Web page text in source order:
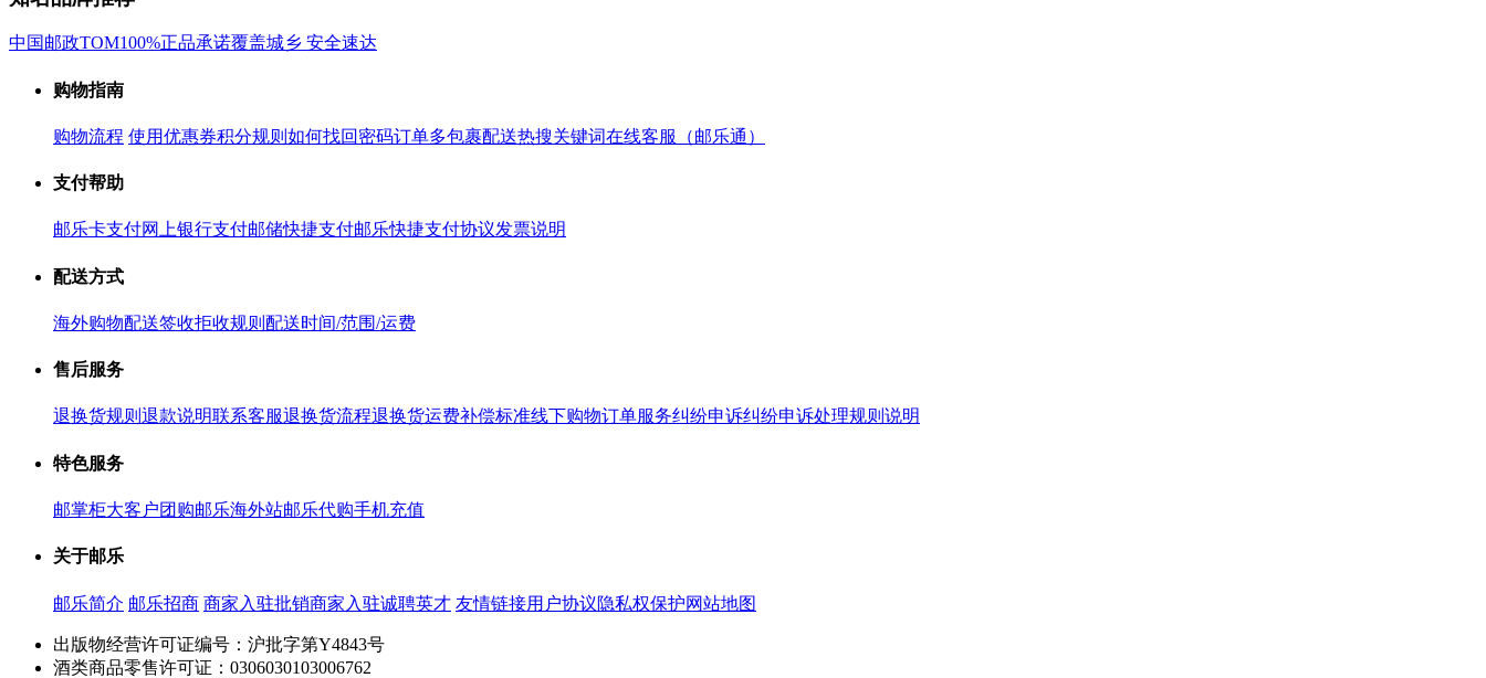
中国邮政TOM100%正品承诺覆盖城乡 安全速达
购物指南
购物流程 使用优惠券积分规则 如何找回密码订单多包裹配送热搜关键词在线客服（邮乐通）
支付帮助
邮乐卡支付网上银行支付邮储快捷支付邮乐快捷支付协议发票说明
配送方式
海外购物配送签收拒收规则 配送时间/范围/运费
售后服务
退换货规则 退款说明联系客服退换货流程退换货运费补偿标准线下购物订单服务纠纷申诉纠纷申诉处理规则说明
特色服务
邮掌柜大客户团购邮乐海外站邮乐代购手机充值
关于邮乐
邮乐简介 邮乐招商 商家入驻批销商家入驻诚聘英才 友情链接用户协议隐私权保护网站地图
出版物经营许可证编号：沪批字第Y4843号
酒类商品零售许可证：0306030103006762